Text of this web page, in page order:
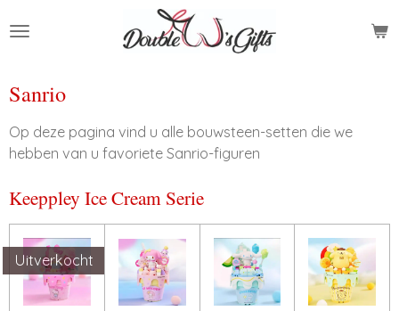
direct
hoofdinhoud
Sanrio
Op deze pagina vind u alle bouwsteen-setten die we
hebben van u favoriete Sanrio-figuren
Keeppley Ice Cream Serie
Uitverkocht